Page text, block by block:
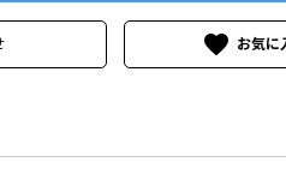
favorite